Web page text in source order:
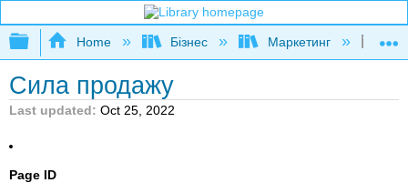
Expand/collapse global hierarchy
Home Бізнес Маркетинг
Сила продажу
Last updated Oct 25, 2022
Page ID